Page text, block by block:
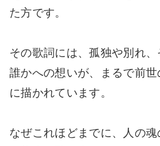
た方です。
その歌詞には、孤独や別れ
誰かへの想いが、まるで前世
に描かれています。
なぜこれほどまでに、人の魂